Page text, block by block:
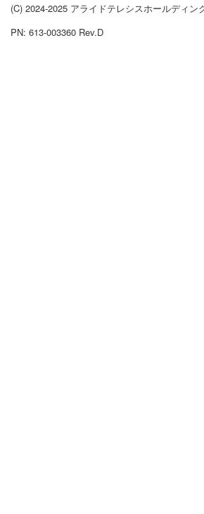
(C) 2024-2025 アライドテレシスホールディン
PN: 613-003360 Rev.D